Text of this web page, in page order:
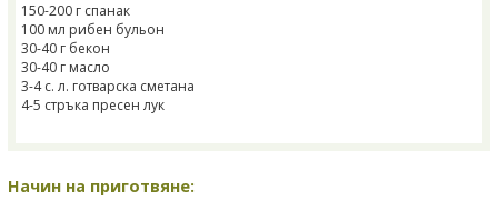
150-200 г спанак
100 мл рибен бульон
30-40 г бекон
30-40 г масло
3-4 с. л. готварска сметана
4-5 стръка пресен лук
Начин на приготвяне: